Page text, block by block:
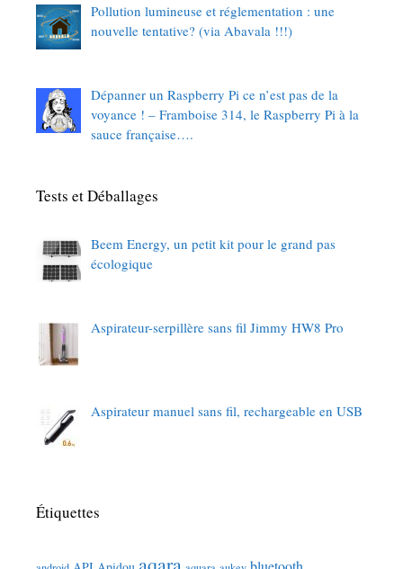
Pollution lumineuse et réglementation : une
nouvelle tentative? (via Abavala !!!)
Dépanner un Raspberry Pi ce n’est pas de la
voyance ! – Framboise 314, le Raspberry Pi à la
sauce française….
Tests et Déballages
Beem Energy, un petit kit pour le grand pas
écologique
Aspirateur-serpillère sans fil Jimmy HW8 Pro
Aspirateur manuel sans fil, rechargeable en USB
Étiquettes